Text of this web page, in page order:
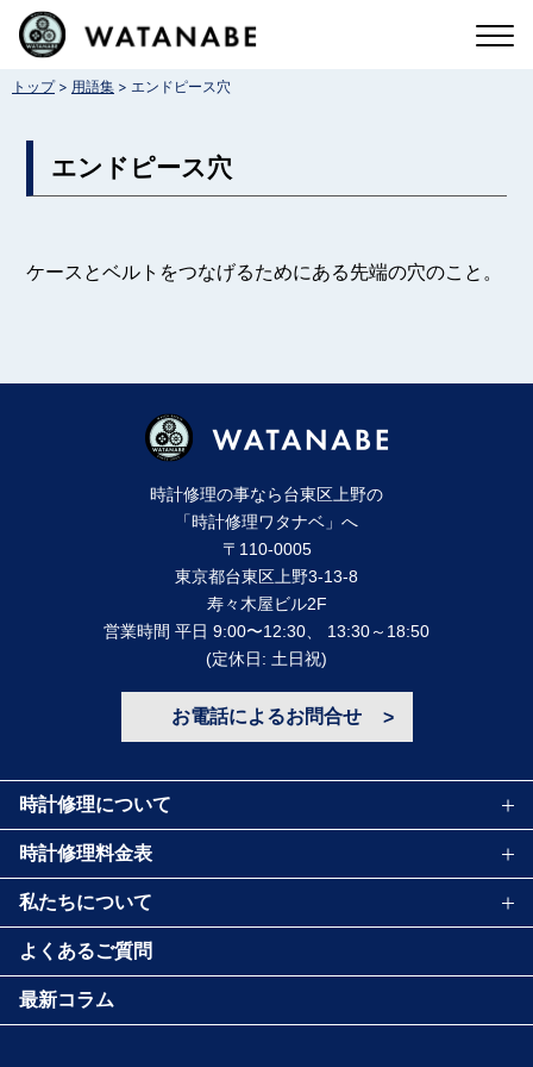
コ
テ
プ
トップ> 用語集 > エンドピース穴
エンドピース穴
ケースとベルトをつなげるためにある先端の穴のこと。
時計修理の事なら台東区上野の
「時計修理ワタナベ」へ
〒110-0005
東京都台東区上野3-13-8
寿々⽊屋ビル2F
営業時間 平⽇ 9:00〜12:30、 13:30～18:50
(定休⽇: ⼟⽇祝)
お電話によるお問合せ
時計修理について
時計修理料金表
私たちについて
よくあるご質問
最新コラム